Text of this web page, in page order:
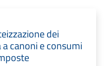
dei
canoni e consumi